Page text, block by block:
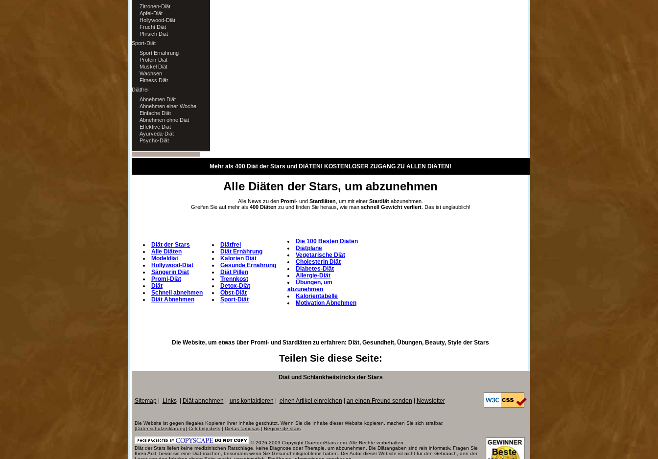
Zitronen-Diät
Apfel-Diät
Hollywood-Diät
Frucht Diät
Pfirsich Diät
Sport-Diät
Sport Ernährung
Protein-Diät
Muskel Diät
Wachsen
Fitness Diät
Diätfrei
Abnehmen Diät
Abnehmen einer Woche
Einfache Diät
Abnehmen ohne Diät
Effektive Diät
Ayurveda-Diät
Psycho-Diät
Mehr als 400 Diät der Stars und DIÄTEN! KOSTENLOSER ZUGANG ZU ALLEN DIÄTEN!
Alle Diäten der Stars, um abzunehmen
Alle News zu den Promi- und Stardiäten , um mit einer Stardiät abzunehmen.
Greifen Sie auf mehr als 400 Diäten zu und finden Sie heraus, wie man schnell Gewicht verliert. Das ist unglaublich!
Diät der Stars
Alle Diäten
Modeldiät
Hollywood-Diät
Sängerin Diät
Promi-Diät
Diät
Schnell abnehmen
Diät Abnehmen
Diätfrei
Diät Ernährung
Kalorien Diät
Gesunde Ernährung
Diät Pillen
Trennkost
Detox-Diät
Obst-Diät
Sport-Diät
Die 100 Besten Diäten
Diätpläne
Vegetarische Diät
Cholesterin Diät
Diabetes-Diät
Allergie-Diät
Übungen, um
abzunehmen
Kalorientabelle
Motivation Abnehmen
Die Website, um etwas über Promi- und Stardiäten zu erfahren: Diät, Gesundheit, Übungen, Beauty, Style der Stars
Teilen Sie diese Seite:
Diät und Schlankheitstricks der Stars
Sitemap| Links| Diät abnehmen uns kontaktieren einen Artikel einreichen an einen Freund senden Newsletter
Die Website ist gegen illegales Kopieren ihrer Inhalte geschützt. Wenn Sie die Inhalte dieser Website kopieren, machen Sie sich strafbar.
[Datenschutzerklärung] Celebrity diets| Dietas famosas| Régime de stars
© 2026-2003 Copyright DiaetderStars.com. Alle Rechte vorbehalten.
Diät der Stars liefert keine medizinischen Ratschläge, keine Diagnose oder Therapie, um abzunehmen. Die Diätangaben sind rein informativ. Fragen Sie
Ihren Arzt, bevor sie eine Diät machen, besonders wenn Sie Gesundheitsprobleme haben. Der Autor dieser Website ist nicht für den Gebrauch, den der